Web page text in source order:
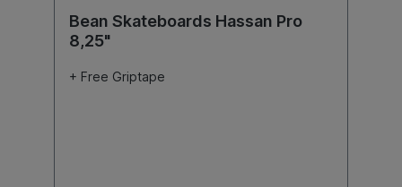
Bean Skateboards Hassan Pro
8,25"
+ Free Griptape